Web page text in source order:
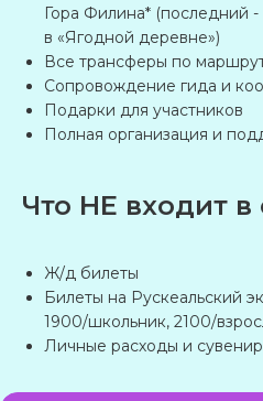
Гора Филина* (последний
в «Ягодной деревне»)
Все трансферы по
Сопровождение гида и
Подарки для участников
Полная организация и
Что НЕ входит в
Ж/д билеты
Билеты на Рускеальский
1900/школьник, 2100/
Личные расходы и
Номер телефона
+7
Возраст участников
Предпочтительный способ